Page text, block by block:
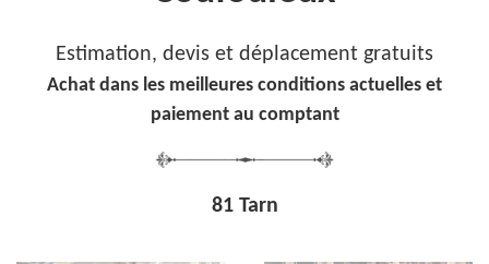
Estimation, devis et déplacement gratuits
Achat dans les meilleures conditions actuelles et
paiement au comptant
81 Tarn